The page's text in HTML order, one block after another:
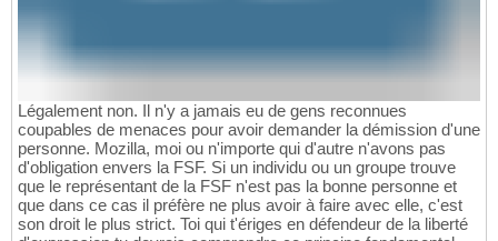
Légalement non. Il n'y a jamais eu de gens reconnues
coupables de menaces pour avoir demander la démission d'une
personne. Mozilla, moi ou n'importe qui d'autre n'avons pas
d'obligation envers la FSF. Si un individu ou un groupe trouve
que le représentant de la FSF n'est pas la bonne personne et
que dans ce cas il préfère ne plus avoir à faire avec elle, c'est
son droit le plus strict. Toi qui t'ériges en défendeur de la liberté